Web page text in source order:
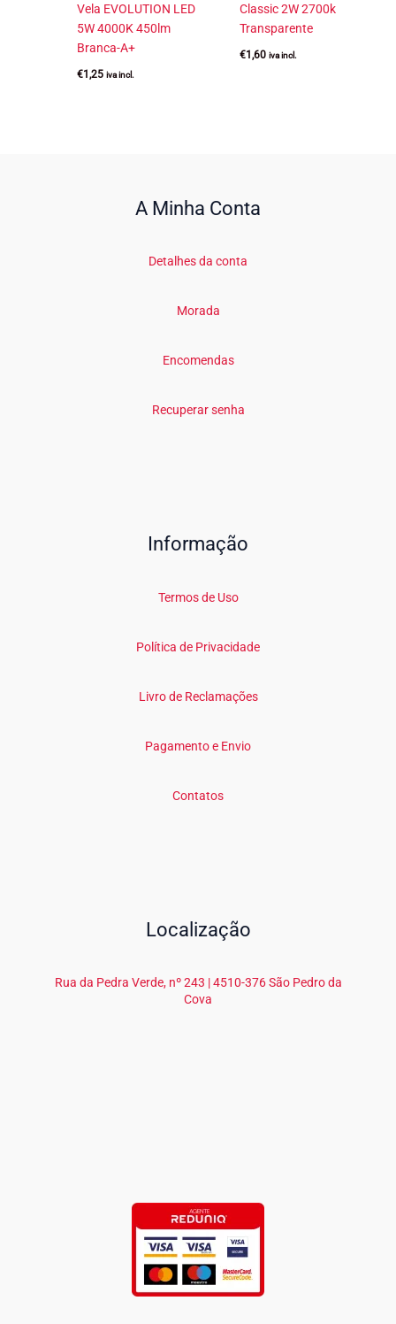
Vela EVOLUTION LED
5W 4000K 450lm
Branca-A+
€1,25 iva incl.
Classic 2W 2700k
Transparente
€1,60 iva incl.
A Minha Conta
Detalhes da conta
Morada
Encomendas
Recuperar senha
Informação
Termos de Uso
Política de Privacidade
Livro de Reclamações
Pagamento e Envio
Contatos
Localização
Rua da Pedra Verde, nº 243 | 4510-376 São Pedro da
Cova